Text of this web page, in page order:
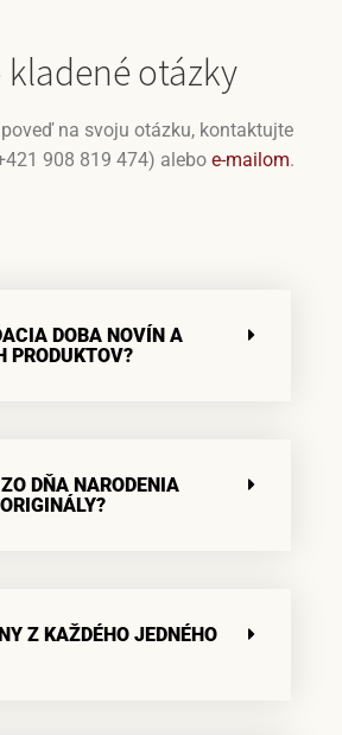
kladené otázky
na svoju otázku, kontaktujte
908 819 474) alebo e-mailom.
DOBA NOVÍN A
PRODUKTOV?
DŇA NARODENIA
Z KAŽDÉHO JEDNÉHO